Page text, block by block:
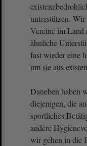
unterstützen.
Vereine im Land
ähnliche
fast wieder eine
um sie aus
Daneben haben
diejenigen, die
sportliches
andere
wir gehen in die